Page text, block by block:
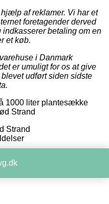
af reklamer. Vi har et
foretagender derved
betaling om en
et køb.
i Danmark
er umuligt for os at give
udført siden sidste
1000 liter plantesække
Strand
Strand